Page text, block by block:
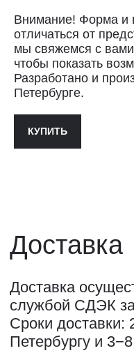
Внимание! Форма и
отличаться от
мы свяжемся с
чтобы показать
Разработано и
Петербурге.
КУПИТЬ
ПОЛИТИКА
ОООО "СИЛА МЕСТА", ИНН:
ПОЧТА: SHOP@STREET-ART-
ПУБЛИЧНАЯ ОФЕРТА↗
КОЖЕВЕННАЯ УЛИЦА, 40Е
2-Й ЭТАЖ, ДОМОФОН 19#
ДЛЯ ЗАПИСИ НА ЭКСКУРСИИ:
ПО ВОПРОСАМ ПРИОБРЕТЕНИЯ
+7 911 779-63-95